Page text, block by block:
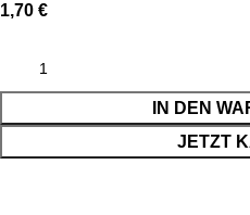
1,70€
IN DEN
JETZT